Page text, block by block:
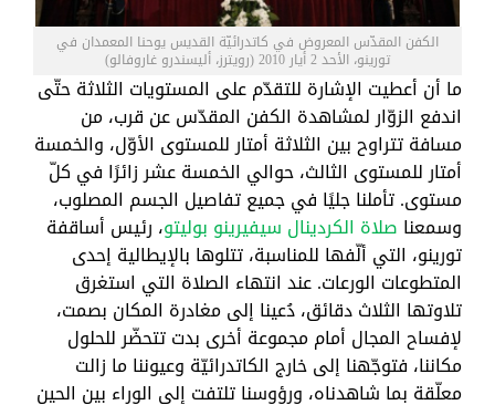
الكفن المقدّس المعروض في كاتدرائيّة القديس يوحنا المعمدان في
تورينو، الأحد 2 أيار 2010 (رويترز، أليسندرو غاروفالو)
ما أن أعطيت الإشارة للتقدّم على المستويات الثلاثة حتّى
اندفع الزوّار لمشاهدة الكفن المقدّس عن قرب، من
مسافة تتراوح بين الثلاثة أمتار للمستوى الأوّل، والخمسة
أمتار للمستوى الثالث، حوالي الخمسة عشر زائرًا في كلّ
مستوى. تأملنا جليًا في جميع تفاصيل الجسم المصلوب،
وسمعنا صلاة الكردينال سيفيرينو بوليتو، رئيس أساقفة
تورينو، التي ألّفها للمناسبة، تتلوها بالإيطالية إحدى
المتطوعات الورعات. عند انتهاء الصلاة التي استغرق
تلاوتها الثلاث دقائق، دُعينا إلى مغادرة المكان بصمت،
لإفساح المجال أمام مجموعة أخرى بدت تتحضّر للحلول
مكاننا، فتوجّهنا إلى خارج الكاتدرائيّة وعيوننا ما زالت
معلّقة بما شاهدناه، ورؤوسنا تلتفت إلى الوراء بين الحين